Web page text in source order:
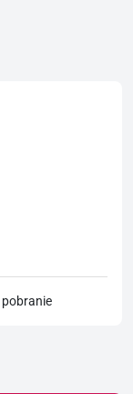
pobranie